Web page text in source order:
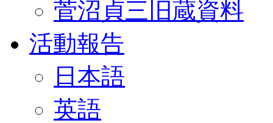
菅沼貞三旧蔵資料
活動報告
日本語
英語